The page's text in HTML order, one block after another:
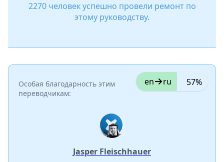
2270 человек успешно провели ремонт по
этому руководству.
Особая благодарность этим
переводчикам:
en ru 57%
Jasper Fleischhauer